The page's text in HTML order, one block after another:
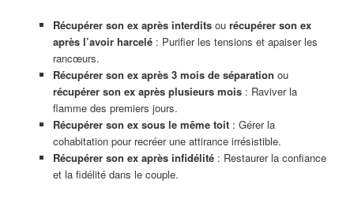
Récupérer son ex après interditsou récupérer son ex
après l’avoir harcelé: Purifier les tensions et apaiser les
rancœurs.
Récupérer son ex après 3 mois de séparation ou
récupérer son ex après plusieurs mois: Raviver la
flamme des premiers jours.
Récupérer son ex sous le même toit: Gérer la
cohabitation pour recréer une attirance irrésistible.
Récupérer son ex après infidélité: Restaurer la confiance
et la fidélité dans le couple.